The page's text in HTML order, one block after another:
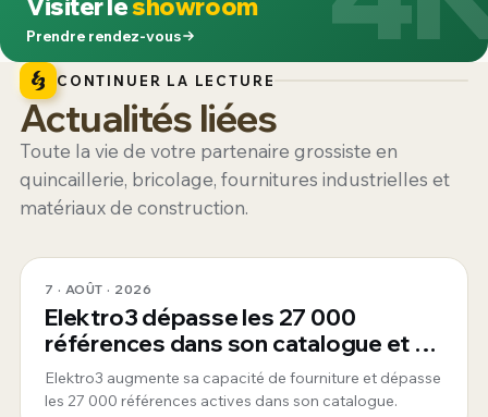
Visiter leshowroom
Prendre rendez-vous
CONTINUER LA LECTURE
Actualités liées
Toute la vie de votre partenaire grossiste en
quincaillerie, bricolage, fournitures industrielles et
matériaux de construction.
7 · AOÛT · 2026
Elektro3 dépasse les 27 000
références dans son catalogue et se
consolide comme fournisseur global
360°
Elektro3 augmente sa capacité de fourniture et dépasse
les 27 000 références actives dans son catalogue.